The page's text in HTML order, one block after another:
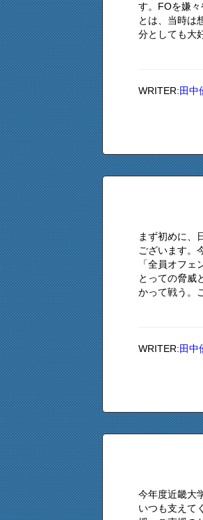
す。FOを嫌
とは、当時は
分としても大
WRITER:田中
まず初めに、
ございます。
「全員オフ
とっての脅威
かって戦う。
WRITER:田中
今年度近畿大
いつも支えて